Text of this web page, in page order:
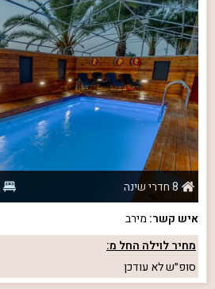
8 חדרי שינה
איש קשר: מירב
מחיר לוילה החל מ:
סופ״שלא עודכן